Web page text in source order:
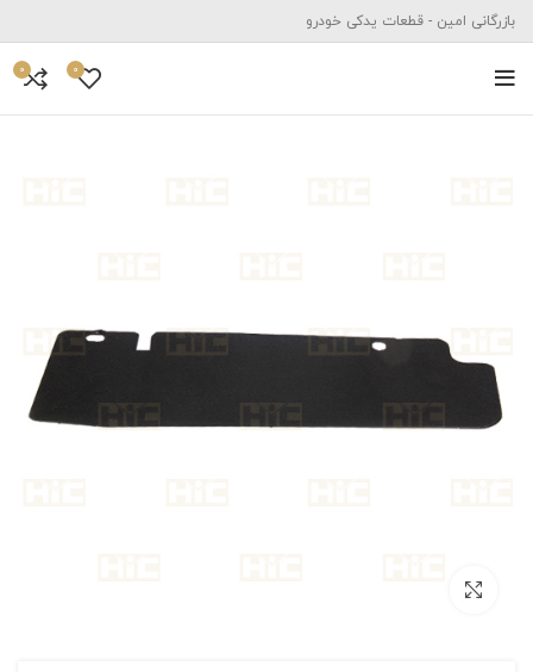
بازرگانی امین - قطعات یدکی خودرو
0
0